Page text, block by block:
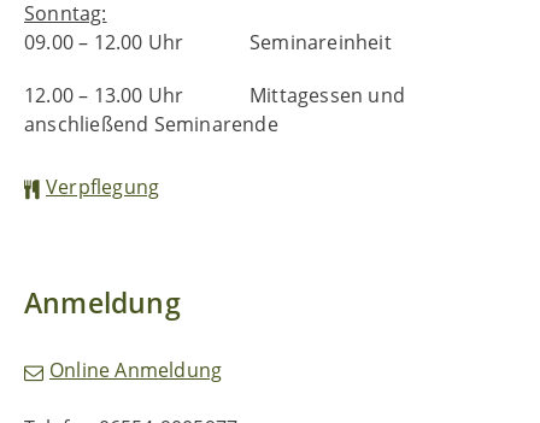
Sonntag:
09.00 – 12.00 Uhr Seminareinheit
12.00 – 13.00 Uhr Mittagessen und
anschließend Seminarende
Mahlzeiten und Getränke für Seminarteilnehmer
veganes Essen zu. Dies besteht aus einer Vorspeise,
einer Hauptspeise und einer Nachspeise. Ich koche
asiatisch oder mediterran. Lassen Sie sich
Verpflegung
Anmeldung
Anmeldebogen
Online Anmeldung